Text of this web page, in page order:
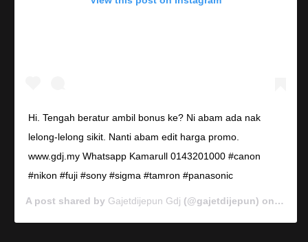
Hi. Tengah beratur ambil bonus ke? Ni abam ada nak
lelong-lelong sikit. Nanti abam edit harga promo.
www.gdj.my Whatsapp Kamarull 0143201000 #canon
#nikon #fuji #sony #sigma #tamron #panasonic
A post shared by Gajetdijepun Gdj (@gajetdijepun) on Jan 7,